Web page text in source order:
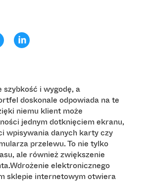
szybkość i wygodę, a
doskonale odpowiada na te
niemu klient może
jednym dotknięciem ekranu,
wpisywania danych karty czy
przelewu. To nie tylko
ale również zwiększenie
elektronicznego
sklepie internetowym otwiera